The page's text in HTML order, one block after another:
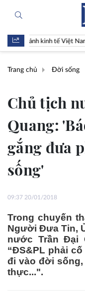
cảnh kinh tế Việt Nam 5
Trang chủ Đời sống
Chủ tịch
Quang:
gắng đưa
sống'
09:37 20/01/2018
Trong chuyến
Người Đưa Tin,
nước Trần Đại
“ĐS&PL phải
đi vào đời sống,
thực...".